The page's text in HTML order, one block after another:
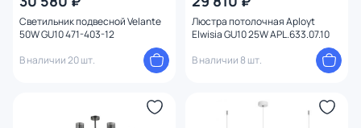
Светильник подвесной Velante
50W GU10 471-403-12
В наличии 20 шт.
Люстра потолочная Aployt
Elwisia GU10 25W APL.633.07.10
В наличии 8 шт.